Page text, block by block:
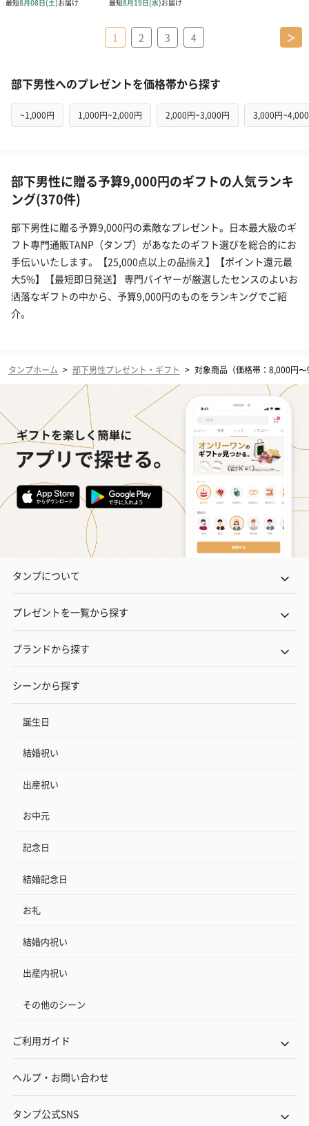
1 2 3 4 ＞
部下男性へのプレゼントを価格帯から探す
~1,000円 1,000円~2,000円 2,000円~3,000円 3,000円
部下男性に贈る予算9,000円のギフトの人気ランキ
ング(370件)
部下男性に贈る予算9,000円の素敵なプレゼント。日本最大級のギ
フト専門通販TANP（タンプ）があなたのギフト選びを総合的にお
手伝いいたします。【25,000点以上の品揃え】【ポイント還元最
大5%】【最短即日発送】 専門バイヤーが厳選したセンスのよいお
洒落なギフトの中から、予算9,000円のものをランキングでご紹
介。
タンプホーム > 部下男性プレゼント・ギフト > 対象商品（価格帯：8,000円
タンプについて
プレゼントを一覧から探す
ブランドから探す
シーンから探す
誕生日
結婚祝い
出産祝い
お中元
記念日
結婚記念日
お礼
結婚内祝い
出産内祝い
その他のシーン
ご利用ガイド
ヘルプ・お問い合わせ
タンプ公式SNS